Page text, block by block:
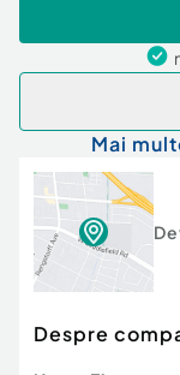
Mai
Despre